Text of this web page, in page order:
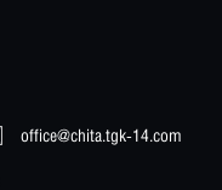
office@chita.tgk-14.com